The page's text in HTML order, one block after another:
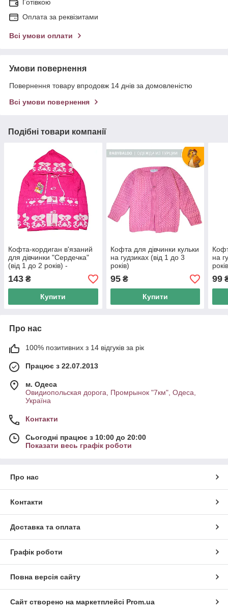
Готівкою
Оплата за реквізитами
Всі умови оплати
Умови повернення
Повернення товару впродовж 14 днів за домовленістю
Всі умови повернення
Подібні товари компанії
Кофта-кордиган в'язаний
для дівчинки "Сердечка"
(від 1 до 2 років) -
арт.45899236
143 ₴
Купити
Кофта для дівчинки кульки
на гудзиках (від 1 до 3
років)
95₴
Купити
на
99
Про нас
100% позитивних з 14 відгуків за рік
Працює з 22.07.2013
м. Одеса
Овидиопольская дорога, Промрынок "7км", Одеса,
Україна
Контакти
Сьогодні працює з 10:00 до 20:00
Показати весь графік роботи
Про нас
Контакти
Доставка та оплата
Графік роботи
Повна версія сайту
Сайт створено на маркетплейсі Prom.ua